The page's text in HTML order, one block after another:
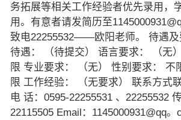
务拓展等相关工作经验者优先录用，
用。有意者请发简历至
致电22255532——欧阳老师。 待遇及
待遇： （待提交） 语言要求： （无
限 专业要求： （无） 性别要求： 不
限 工作经验： （无要求） 联系方式
电 话：0595-22255531 、22255532
22115505 Email：1145000931@qq。